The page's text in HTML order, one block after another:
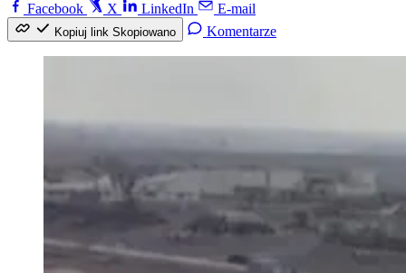
Facebook
X LinkedIn E-mail
Kopiuj link Skopiowano Komentarze